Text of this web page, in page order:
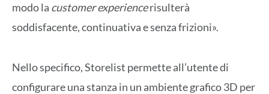
modo la customer experiencerisulterà
soddisfacente, continuativa e senza frizioni».
Nello specifico, Storelist permette all’utente di
configurare una stanza in un ambiente grafico 3D per